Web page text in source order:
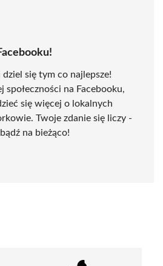
się tym co najlepsze!
społeczności na Facebooku,
się więcej o lokalnych
Twoje zdanie się liczy -
na bieżąco!